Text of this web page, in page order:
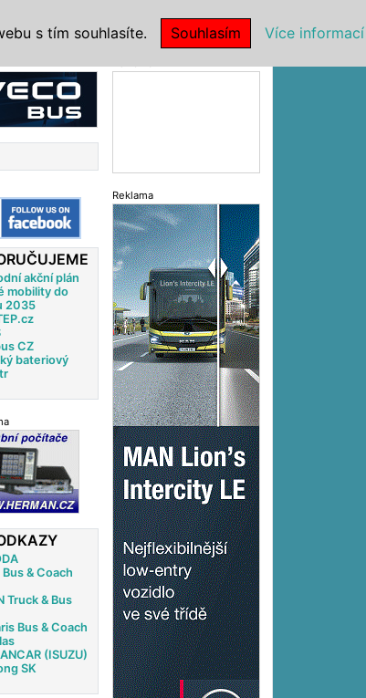
akční plán
mobility do
2035
CZ
bateriový
Bus & Coach
Truck & Bus
Bus & Coach
(ISUZU)
SK
Reklama
s tím souhlasíte. Souhlasím Více informací